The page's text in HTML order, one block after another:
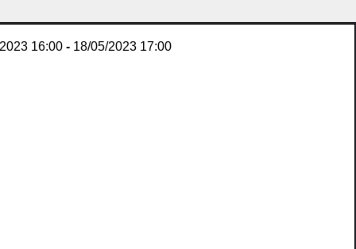
16:00 - 18/05/2023 17:00